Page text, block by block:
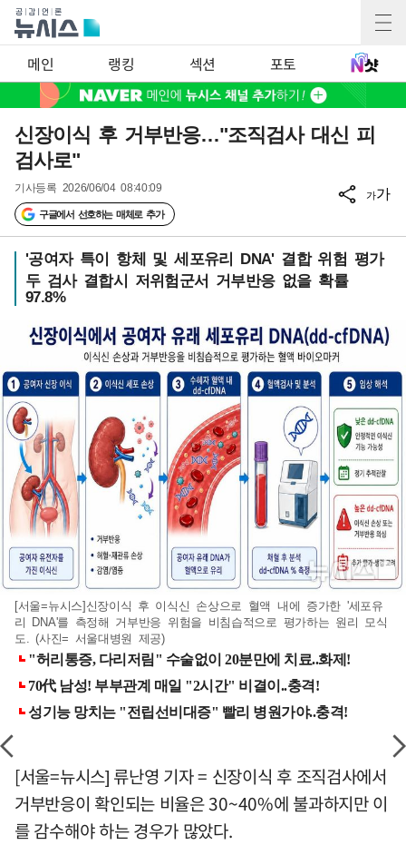
메인 랭킹 섹션 포토
신장이식 후 거부반응…"조직검사 대신 피
검사로"
기사등록 2026/06/04 08:40:09
구글에서 선호하는 매체로 추가
가가
'공여자 특이 항체 및 세포유리 DNA' 결합 위험 평가
두 검사 결합시 저위험군서 거부반응 없을 확률
97.8%
[서울=뉴시스]신장이식 후 이식신 손상으로 혈액 내에 증가한 '세포유
리 DNA'를 측정해 거부반응 위험을 비침습적으로 평가하는 원리 모식
도. (사진= 서울대병원 제공)
[서울=뉴시스] 류난영 기자 = 신장이식 후 조직검사에서
거부반응이 확인되는 비율은 30~40%에 불과하지만 이
를 감수해야 하는 경우가 많았다.